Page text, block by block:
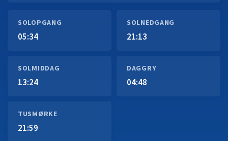
SOLOPGANG
05:34
SOLNEDGANG
21:13
SOLMIDDAG
13:24
DAGGRY
04:48
TUSMØRKE
21:59